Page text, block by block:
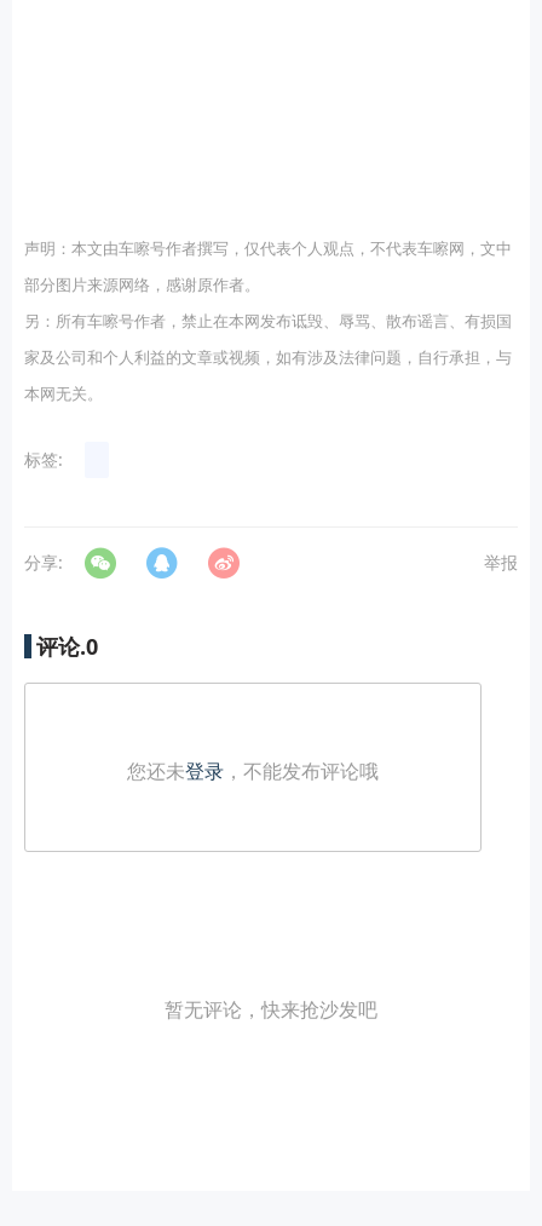
声明：本文由车嚓号作者撰写，仅代表个人观点，不代表车嚓网，文中
部分图片来源网络，感谢原作者。
另：所有车嚓号作者，禁止在本网发布诋毁、辱骂、散布谣言、有损国
家及公司和个人利益的文章或视频，如有涉及法律问题，自行承担，与
本网无关。
标签:
分享: 举报
评论.0
您还未登录 ，不能发布评论哦
暂无评论，快来抢沙发吧